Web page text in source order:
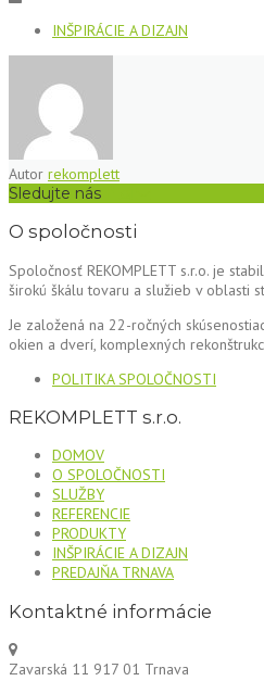
INŠPIRÁCIE A DIZAJN
Autor rekomplett
Sledujte nás
O spoločnosti
Spoločnosť REKOMPLETT s.r.o. je
širokú škálu tovaru a služieb v oblasti
Je založená na 22-ročných
okien a dverí, komplexných
POLITIKA SPOLOČNOSTI
REKOMPLETT s.r.o.
DOMOV
O SPOLOČNOSTI
SLUŽBY
REFERENCIE
PRODUKTY
INŠPIRÁCIE A DIZAJN
PREDAJŇA TRNAVA
Kontaktné informácie
Zavarská 11 917 01 Trnava